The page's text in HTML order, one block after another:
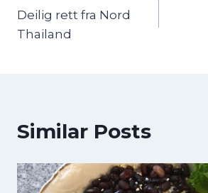
Deilig rett fra Nord
Thailand
Similar Posts